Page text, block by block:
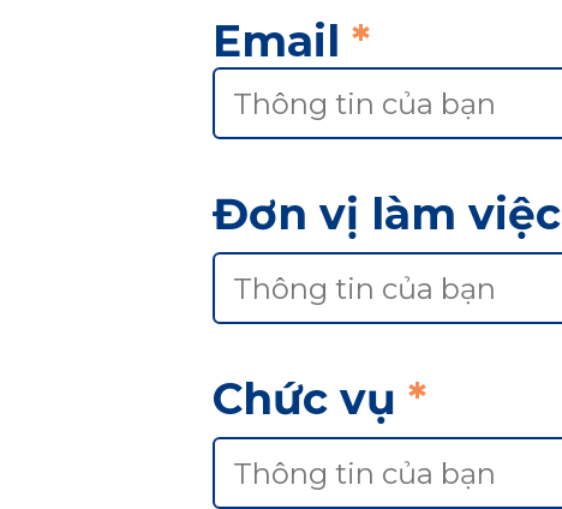
Email *
Đơn vị làm việc
Chức vụ *